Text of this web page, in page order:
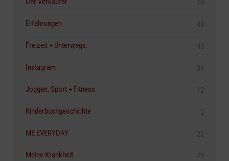
18
Erfahrungen 48
Freizeit + Unterwegs 43
Instagram 34
Joggen, Sport + Fitness 12
Kinderbuchgeschichte 2
ME EVERYDAY 22
Meine Krankheit 79